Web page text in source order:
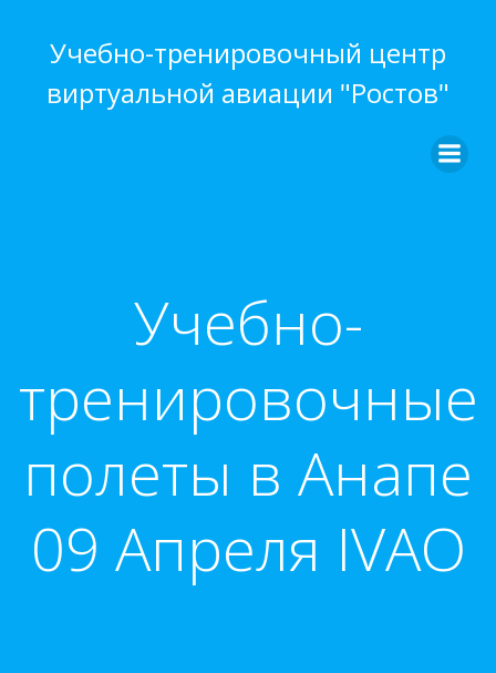
содержимому
Учебно-тренировочный центр
виртуальной авиации "Ростов"
Учебно-
тренировочные
полеты в Анапе
09 Апреля IVAO